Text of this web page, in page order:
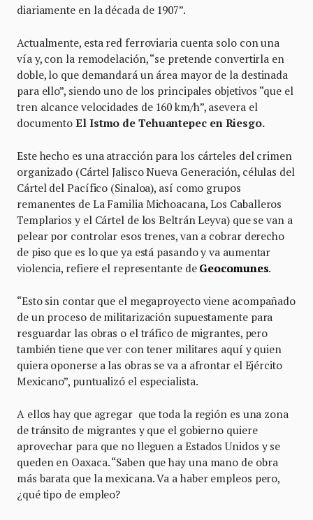
diariamente en la década de 1907”.
Actualmente, esta red ferroviaria cuenta solo con una
vía y, con la remodelación, “se pretende convertirla en
doble, lo que demandará un área mayor de la destinada
para ello”, siendo uno de los principales objetivos “que el
tren alcance velocidades de 160 km/h”, asevera el
documentoEl Istmo de Tehuantepec en Riesgo.
Este hecho es una atracción para los cárteles del crimen
organizado (Cártel Jalisco Nueva Generación, células del
Cártel del Pacífico (Sinaloa), así como grupos
remanentes de La Familia Michoacana, Los Caballeros
Templarios y el Cártel de los Beltrán Leyva) que se van a
pelear por controlar esos trenes, van a cobrar derecho
de piso que es lo que ya está pasando y va aumentar
violencia, refiere el representante de Geocomunes.
“Esto sin contar que el megaproyecto viene acompañado
de un proceso de militarización supuestamente para
resguardar las obras o el tráfico de migrantes, pero
también tiene que ver con tener militares aquí y quien
quiera oponerse a las obras se va a afrontar el Ejército
Mexicano”, puntualizó el especialista.
A ellos hay que agregar que toda la región es una zona
de tránsito de migrantes y que el gobierno quiere
aprovechar para que no lleguen a Estados Unidos y se
queden en Oaxaca. “Saben que hay una mano de obra
más barata que la mexicana. Va a haber empleos pero,
¿qué tipo de empleo?